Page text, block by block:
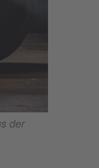
der